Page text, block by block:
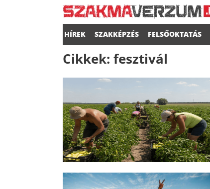
HÍREK SZAKKÉPZÉS FELSŐOKTATÁS
Cikkek: fesztivál